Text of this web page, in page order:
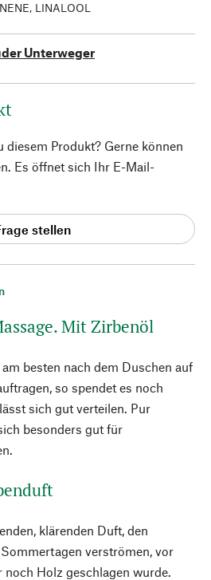
Mit Zirbenöl
besten nach dem Duschen auf
so spendet es noch
sich gut verteilen. Pur
besonders gut für
klärenden Duft, den
verströmen, vor
Holz geschlagen wurde.
LINALOOL
Unterweger
diesem Produkt? Gerne können
Es öffnet sich Ihr E-Mail-
stellen